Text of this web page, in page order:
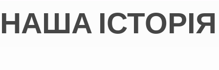
НАША ІСТОРІЯ